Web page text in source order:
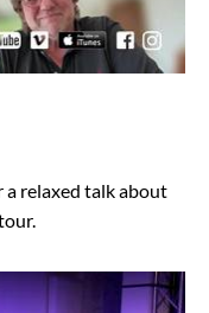
a relaxed talk about